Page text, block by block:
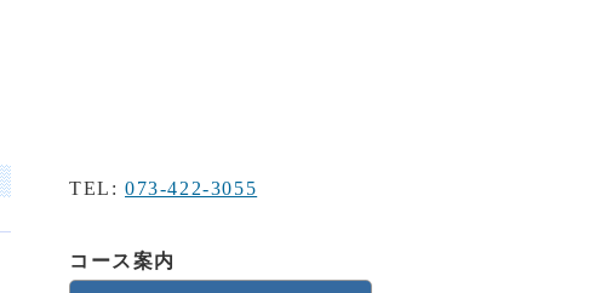
TEL: 073-422-3055
コース案内